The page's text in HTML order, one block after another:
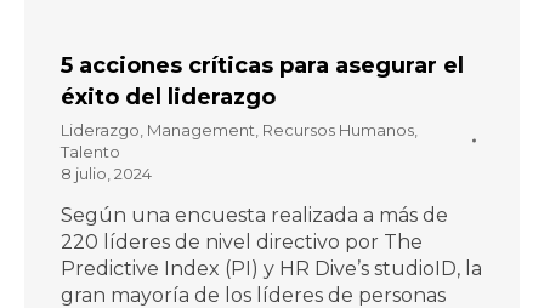
5 acciones críticas para asegurar el
éxito del liderazgo
Liderazgo Management Recursos Humanos
Talento
8 julio, 2024
Según una encuesta realizada a más de
220 líderes de nivel directivo por The
Predictive Index (PI) y HR Dive’s studioID, la
gran mayoría de los líderes de personas